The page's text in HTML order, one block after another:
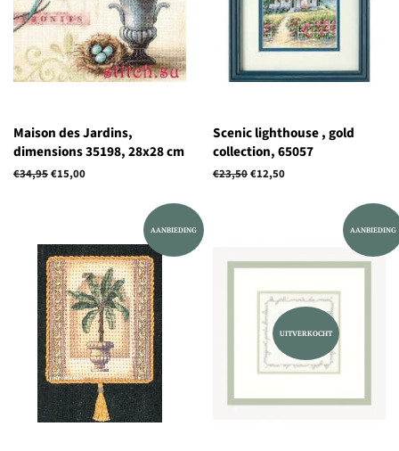
Maison des Jardins,
dimensions 35198, 28x28 cm
Normale
€34,95Aanbiedingsprijs
€15,00
Scenic lighthouse , gold
collection, 65057
Normale
€23,50Aanbiedingsprijs
€12,50
AANBIEDING AANBIEDING
UITVERKOCHT